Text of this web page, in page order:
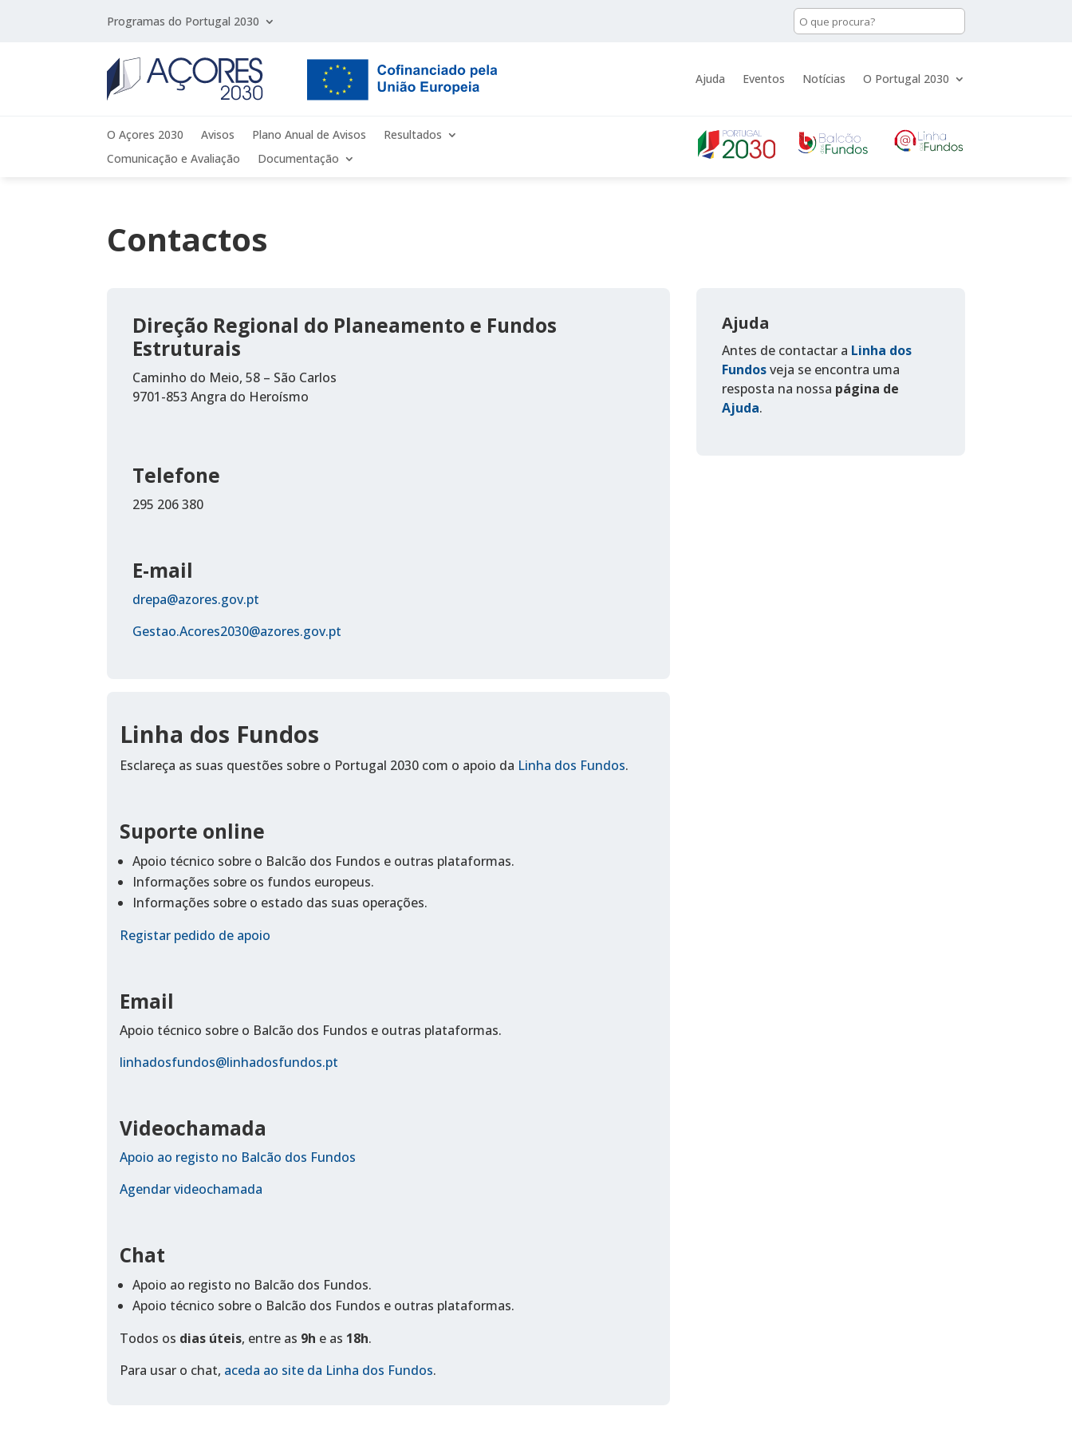
Programas do Portugal 2030
Ajuda Eventos Notícias O Portugal 2030
O Açores 2030 Avisos Plano Anual de Avisos
Resultados
Comunicação e Avaliação
Documentação
Contactos
Direção Regional do Planeamento e Fundos
Estruturais
Caminho do Meio, 58 – São Carlos
9701-853 Angra do Heroísmo
Telefone
295 206 380
E-mail
drepa@azores.gov.pt
Gestao.Acores2030@azores.gov.pt
Linha dos Fundos
Esclareça as suas questões sobre o Portugal 2030 com o apoio da Linha dos Fundos.
Suporte online
Apoio técnico sobre o Balcão dos Fundos e outras plataformas.
Informações sobre os fundos europeus.
Informações sobre o estado das suas operações.
Registar pedido de apoio
Email
Apoio técnico sobre o Balcão dos Fundos e outras plataformas.
linhadosfundos@linhadosfundos.pt
Videochamada
Apoio ao registo no Balcão dos Fundos
Agendar videochamada
Chat
Apoio ao registo no Balcão dos Fundos.
Apoio técnico sobre o Balcão dos Fundos e outras plataformas.
Todos os dias úteis, entre as 9h e as 18h.
Para usar o chat, aceda ao site da Linha dos Fundos.
Ajuda
Antes de contactar a Linha dos
Fundosveja se encontra uma
resposta na nossa página de
Ajuda.